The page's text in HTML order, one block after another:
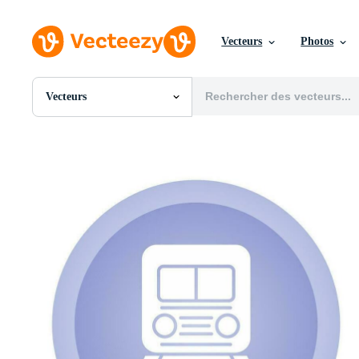
Vecteurs Photos
Vecteurs
Toutes Images
Vecteurs
Vidéos
Motion graphics
Images Éditoriales
Événements Éditoriaux